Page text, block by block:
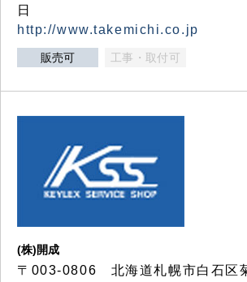
日
http://www.takemichi.co.jp
販売可 工事・取付可
(株)開成
〒003-0806 北海道札幌市白石区